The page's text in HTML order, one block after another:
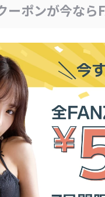
ーポンが今なら